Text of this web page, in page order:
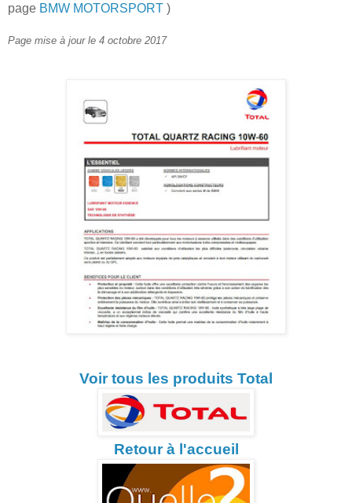
page BMW MOTORSPORT )
Page mise à jour le 4 octobre 2017
Voir tous les produits Total
Retour à l'accueil